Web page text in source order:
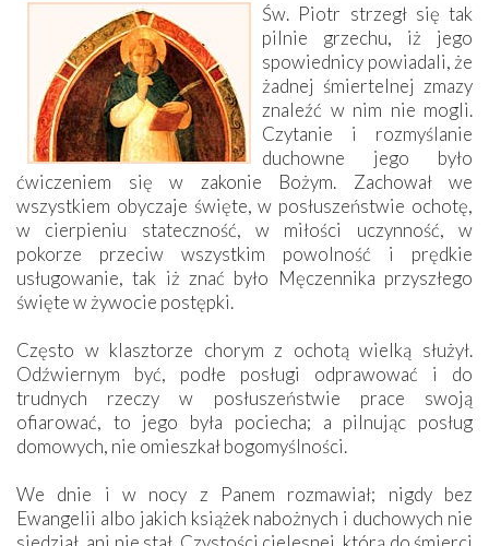
Św. Piotr strzegł się tak
pilnie grzechu, iż jego
spowiednicy powiadali, że
żadnej śmiertelnej zmazy
znaleźć w nim nie mogli.
Czytanie i rozmyślanie
duchowne jego było
ćwiczeniem się w zakonie Bożym. Zachował we
wszystkiem obyczaje święte, w posłuszeństwie ochotę,
w cierpieniu stateczność, w miłości uczynność, w
pokorze przeciw wszystkim powolność i prędkie
usługowanie, tak iż znać było Męczennika przyszłego
święte w żywocie postępki.
Często w klasztorze chorym z ochotą wielką służył.
Odźwiernym być, podłe posługi odprawować i do
trudnych rzeczy w posłuszeństwie prace swoją
ofiarować, to jego była pociecha; a pilnując posług
domowych, nie omieszkał bogomyślności.
We dnie i w nocy z Panem rozmawiał; nigdy bez
Ewangelii albo jakich książek nabożnych i duchowych nie